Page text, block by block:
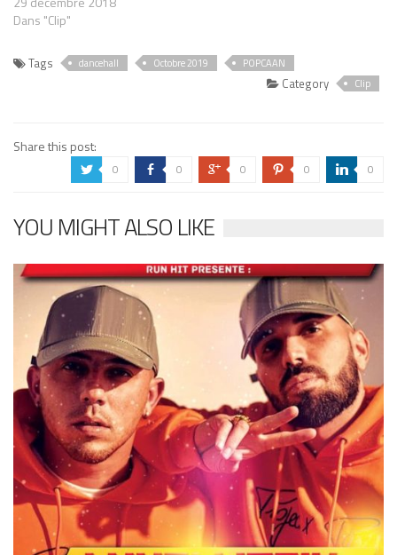
Dans "Clip"
Tags dancehall Octobre 2019 POPCAAN
Category Clip
Share this post:
a 0 b 0 c 0 d 0 j 0
YOU MIGHT ALSO LIKE